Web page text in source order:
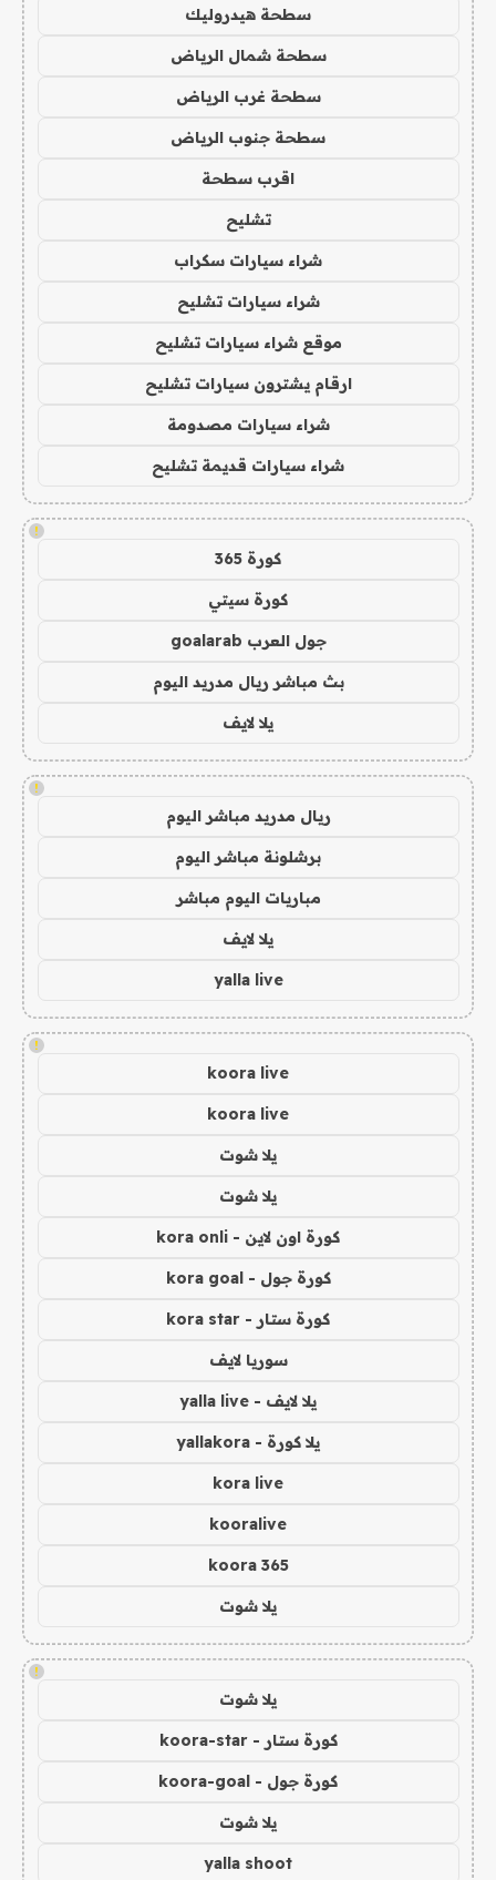
سطحة هيدروليك
سطحة شمال الرياض
سطحة غرب الرياض
سطحة جنوب الرياض
اقرب سطحة
تشليح
شراء سيارات سكراب
شراء سيارات تشليح
موقع شراء سيارات تشليح
ارقام يشترون سيارات تشليح
شراء سيارات مصدومة
شراء سيارات قديمة تشليح
!
كورة 365
كورة سيتي
جول العرب goalarab
بث مباشر ريال مدريد اليوم
يلا لايف
!
ريال مدريد مباشر اليوم
برشلونة مباشر اليوم
مباريات اليوم مباشر
يلا لايف
yalla live
!
koora live
koora live
يلا شوت
يلا شوت
كورة اون لاين - kora onli
كورة جول - kora goal
كورة ستار - kora star
سوريا لايف
يلا لايف - yalla live
يلا كورة - yallakora
kora live
kooralive
koora 365
يلا شوت
!
يلا شوت
كورة ستار - koora-star
كورة جول - koora-goal
يلا شوت
yalla shoot